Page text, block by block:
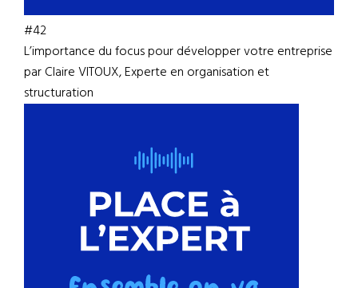
#42
L’importance du focus pour développer votre entreprise
par Claire VITOUX, Experte en organisation et
structuration